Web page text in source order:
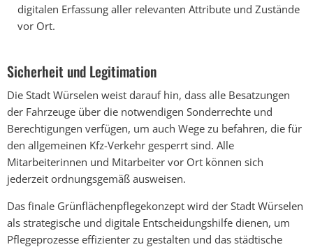
digitalen Erfassung aller relevanten Attribute und Zustände
vor Ort.
Sicherheit und Legitimation
Die Stadt Würselen weist darauf hin, dass alle Besatzungen
der Fahrzeuge über die notwendigen Sonderrechte und
Berechtigungen verfügen, um auch Wege zu befahren, die für
den allgemeinen Kfz-Verkehr gesperrt sind. Alle
Mitarbeiterinnen und Mitarbeiter vor Ort können sich
jederzeit ordnungsgemäß ausweisen.
Das finale Grünflächenpflegekonzept wird der Stadt Würselen
als strategische und digitale Entscheidungshilfe dienen, um
Pflegeprozesse effizienter zu gestalten und das städtische